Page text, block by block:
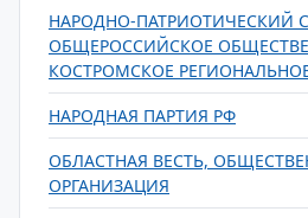
НАРОДНО-ПАТРИОТИЧЕСКИЙ
ОБЩЕРОССИЙСКОЕ
КОСТРОМСКОЕ
НАРОДНАЯ ПАРТИЯ РФ
ОБЛАСТНАЯ ВЕСТЬ,
ОРГАНИЗАЦИЯ